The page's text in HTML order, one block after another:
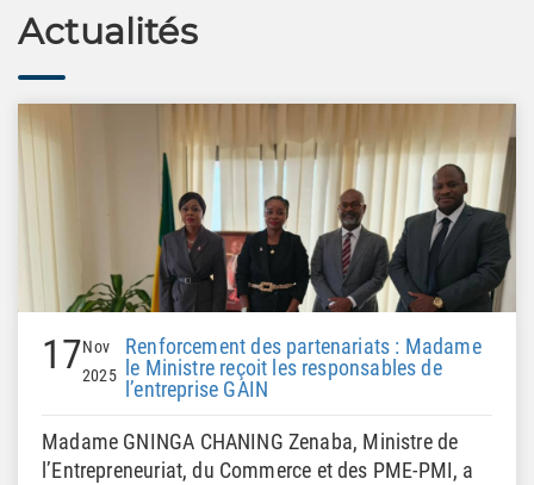
Actualités
17Nov
2025
Renforcement des partenariats : Madame
le Ministre reçoit les responsables de
l’entreprise GAIN
Madame GNINGA CHANING Zenaba, Ministre de
l’Entrepreneuriat, du Commerce et des PME-PMI, a